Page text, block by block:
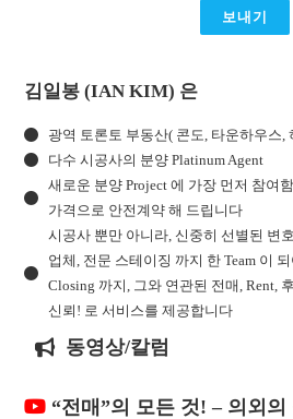
보내기
김일봉 (IAN KIM) 은
광역 토론토 부동산( 콘도, 타운하우스,
다수 시공사의 분양 Platinum Agent
새로운 분양 Project 에 가장 먼저 참여
가격으로 안전계약 해 드립니다
시공사 뿐만 아니라, 신중히 선별된 변
업체, 전문 스테이징 까지 한 Team 이
Closing 까지, 그와 연관된 전매, Rent,
신뢰! 로 서비스를 제공합니다
동영상/칼럼
“전매”의 모든 것! – 의외의